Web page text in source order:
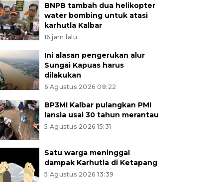
BNPB tambah dua helikopter
water bombing untuk atasi
karhutla Kalbar
16 jam lalu
Ini alasan pengerukan alur
Sungai Kapuas harus
dilakukan
6 Agustus 2026 08:22
BP3MI Kalbar pulangkan PMI
lansia usai 30 tahun merantau
5 Agustus 2026 15:31
Satu warga meninggal
dampak Karhutla di Ketapang
5 Agustus 2026 13:39